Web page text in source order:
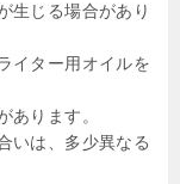
生じる場合があり
イター用オイルを
ります。
いは、多少異なる